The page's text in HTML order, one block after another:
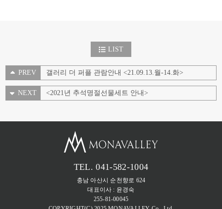
LIST
PREV 갤러리 더 퍼플 관람안내 <21.09.13.월-14.화>
NEXT <2021년 추석명절선물세트 안내>
TEL. 041-582-1004
충남 아산시 순천향로 624
대표이사 : 윤경숙
255-81-00045